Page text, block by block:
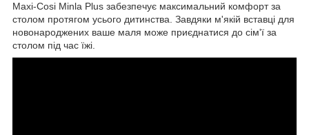
Maxi-Cosi Minla Plus забезпечує максимальний комфорт за
столом протягом усього дитинства. Завдяки м'якій вставці для
новонароджених ваше маля може приєднатися до сім'ї за
столом під час їжі.